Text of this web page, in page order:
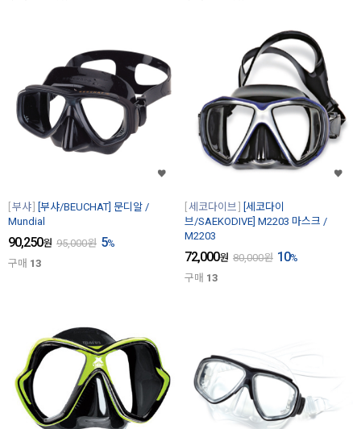
부샤
[부샤/BEUCHAT] 문디알 /
Mundial
90,250원 95,000원 5%
구매 13
세코다이브
[세코다이
브/SAEKODIVE] M2203 마스크 /
M2203
72,000원 80,000원 10%
구매 13